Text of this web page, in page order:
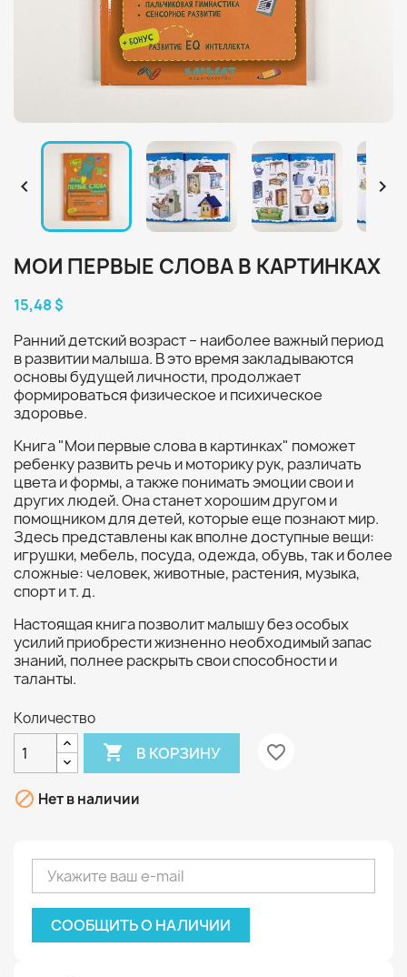
 
МОИ ПЕРВЫЕ СЛОВА В КАРТИНКАХ
15,48 $
Ранний детский возраст – наиболее важный период
в развитии малыша. В это время закладываются
основы будущей личности, продолжает
формироваться физическое и психическое
здоровье.
Книга "Мои первые слова в картинках" поможет
ребенку развить речь и моторику рук, различать
цвета и формы, а также понимать эмоции свои и
других людей. Она станет хорошим другом и
помощником для детей, которые еще познают мир.
Здесь представлены как вполне доступные вещи:
игрушки, мебель, посуда, одежда, обувь, так и более
сложные: человек, животные, растения, музыка,
спорт и т. д.
Настоящая книга позволит малышу без особых
усилий приобрести жизненно необходимый запас
знаний, полнее раскрыть свои способности и
таланты.
Количество
 В КОРЗИНУ favorite_border
 Нет в наличии
СООБЩИТЬ О НАЛИЧИИ